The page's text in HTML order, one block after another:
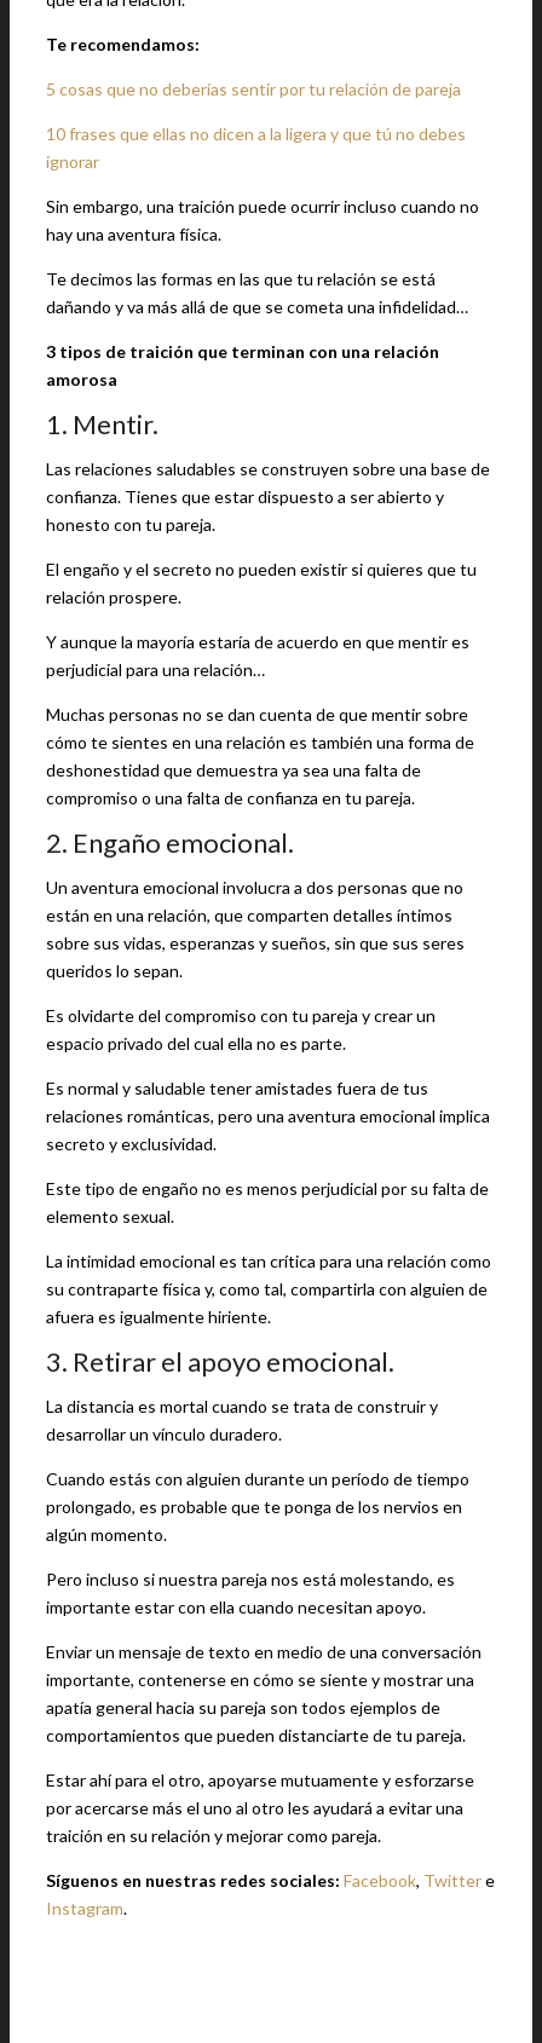
Te recomendamos:
5 cosas que no deberías sentir por tu relación de pareja
10 frases que ellas no dicen a la ligera y que tú no debes
ignorar
Sin embargo, una traición puede ocurrir incluso cuando no
hay una aventura física.
Te decimos las formas en las que tu relación se está
dañando y va más allá de que se cometa una infidelidad…
3 tipos de traición que terminan con una relación
amorosa
1. Mentir.
Las relaciones saludables se construyen sobre una base de
confianza. Tienes que estar dispuesto a ser abierto y
honesto con tu pareja.
El engaño y el secreto no pueden existir si quieres que tu
relación prospere.
Y aunque la mayoría estaría de acuerdo en que mentir es
perjudicial para una relación…
Muchas personas no se dan cuenta de que mentir sobre
cómo te sientes en una relación es también una forma de
deshonestidad que demuestra ya sea una falta de
compromiso o una falta de confianza en tu pareja.
2. Engaño emocional.
Un aventura emocional involucra a dos personas que no
están en una relación, que comparten detalles íntimos
sobre sus vidas, esperanzas y sueños, sin que sus seres
queridos lo sepan.
Es olvidarte del compromiso con tu pareja y crear un
espacio privado del cual ella no es parte.
Es normal y saludable tener amistades fuera de tus
relaciones románticas, pero una aventura emocional implica
secreto y exclusividad.
Este tipo de engaño no es menos perjudicial por su falta de
elemento sexual.
La intimidad emocional es tan crítica para una relación como
su contraparte física y, como tal, compartirla con alguien de
afuera es igualmente hiriente.
3. Retirar el apoyo emocional.
La distancia es mortal cuando se trata de construir y
desarrollar un vínculo duradero.
Cuando estás con alguien durante un período de tiempo
prolongado, es probable que te ponga de los nervios en
algún momento.
Pero incluso si nuestra pareja nos está molestando, es
importante estar con ella cuando necesitan apoyo.
Enviar un mensaje de texto en medio de una conversación
importante, contenerse en cómo se siente y mostrar una
apatía general hacia su pareja son todos ejemplos de
comportamientos que pueden distanciarte de tu pareja.
Estar ahí para el otro, apoyarse mutuamente y esforzarse
por acercarse más el uno al otro les ayudará a evitar una
traición en su relación y mejorar como pareja.
Síguenos en nuestras redes sociales: Facebook, Twittere
Instagram.